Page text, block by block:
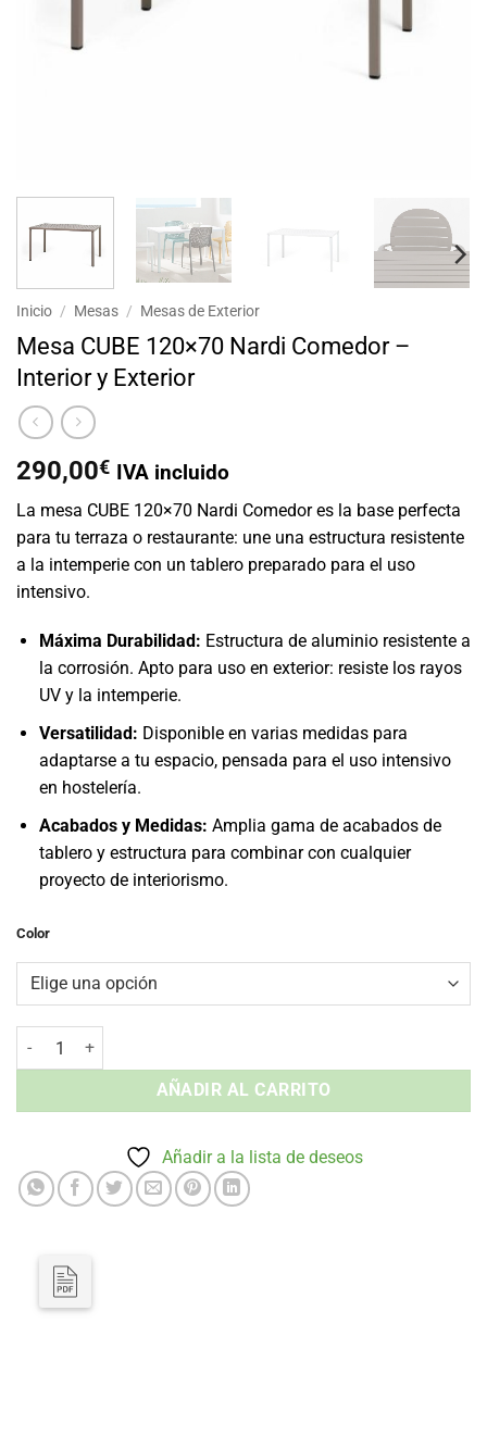
Inicio / Mesas / Mesas de Exterior
Mesa CUBE 120×70 Nardi Comedor –
Interior y Exterior
290,00€ IVA incluido
La mesa CUBE 120×70 Nardi Comedor es la base perfecta
para tu terraza o restaurante: une una estructura resistente
a la intemperie con un tablero preparado para el uso
intensivo.
Máxima Durabilidad: Estructura de aluminio resistente a
la corrosión. Apto para uso en exterior: resiste los rayos
UV y la intemperie.
Versatilidad: Disponible en varias medidas para
adaptarse a tu espacio, pensada para el uso intensivo
en hostelería.
Acabados y Medidas: Amplia gama de acabados de
tablero y estructura para combinar con cualquier
proyecto de interiorismo.
Color
Mesa CUBE 120x70 Nardi Comedor - Interior y Exterior cantidad
AÑADIR AL CARRITO
Añadir a la lista de deseos